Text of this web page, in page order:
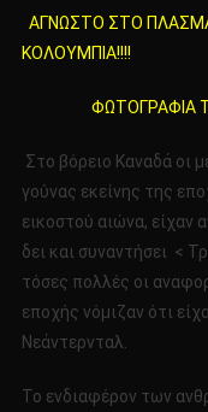
ΑΓΝΩΣΤΟ ΣΤΟ
ΚΟΛΟΥΜΠΙΑ!!!!
ΦΩΤΟΓΡΑΦΙΑ
Στο βόρειο Καναδά οι
γούνας εκείνης της
εικοστού αιώνα, είχαν
δει και συναντήσει <
τόσες πολλές οι
εποχής νόμιζαν ότι
Νεάντερνταλ.
Το ενδιαφέρον των